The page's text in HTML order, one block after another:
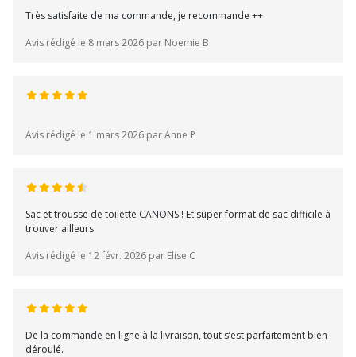
Très satisfaite de ma commande, je recommande ++
Avis rédigé le 8 mars 2026 par Noemie B
Avis rédigé le 1 mars 2026 par Anne P
Sac et trousse de toilette CANONS ! Et super format de sac difficile à
trouver ailleurs.
Avis rédigé le 12 févr. 2026 par Elise C
De la commande en ligne à la livraison, tout s’est parfaitement bien
déroulé.